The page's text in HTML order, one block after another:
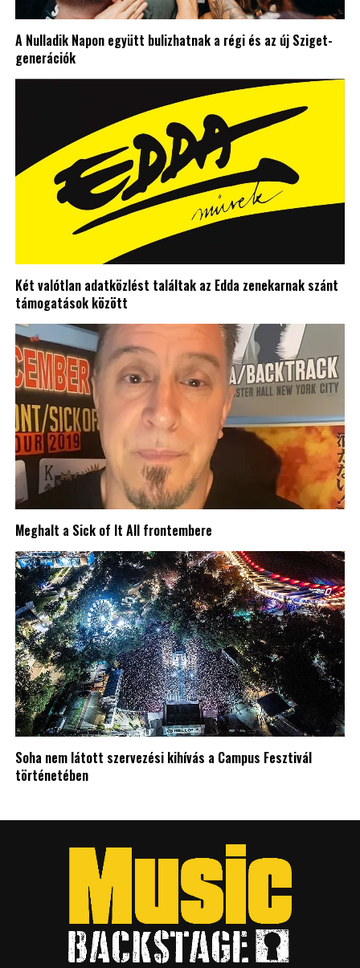
A Nulladik Napon együtt bulizhatnak a régi és az új Sziget-
generációk
Két valótlan adatközlést találtak az Edda zenekarnak szánt
támogatások között
Meghalt a Sick of It All frontembere
Soha nem látott szervezési kihívás a Campus Fesztivál
történetében